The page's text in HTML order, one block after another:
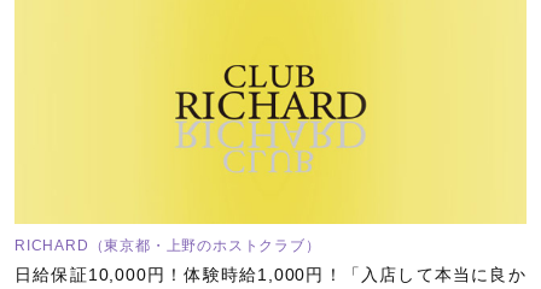
RICHARD（東京都・上野のホストクラブ）
日給保証10,000円！体験時給1,000円！「入店して本当に良か